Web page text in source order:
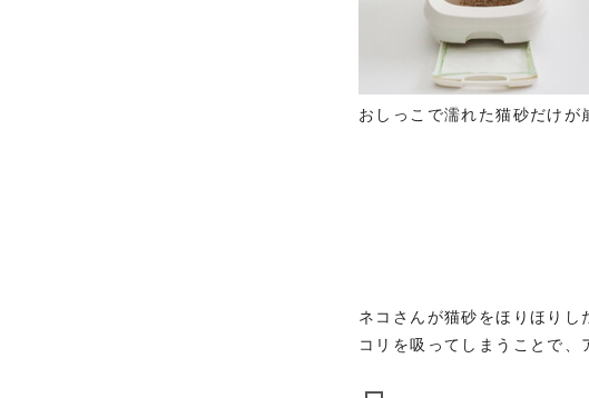
おしっこで濡れた猫砂だけが
ネコさんが猫砂をほりほり
コリを吸ってしまうことで、